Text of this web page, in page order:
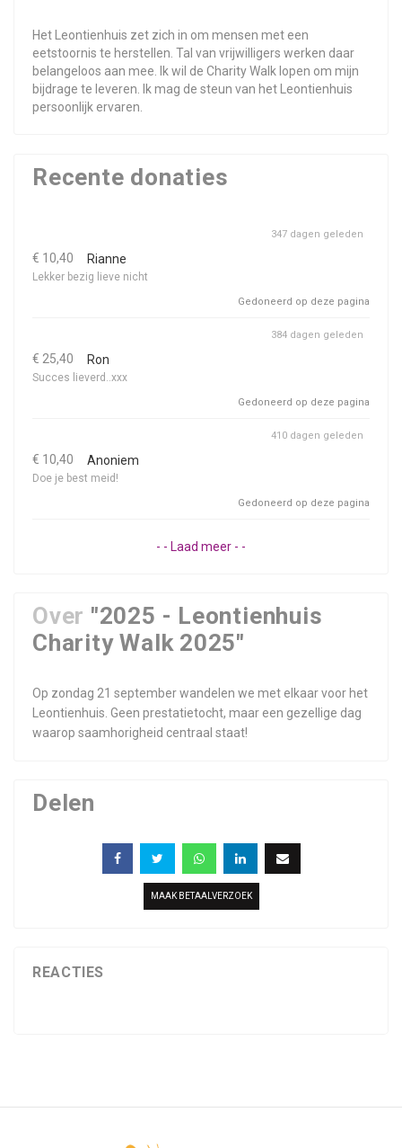
Het Leontienhuis zet zich in om mensen met een
eetstoornis te herstellen. Tal van vrijwilligers werken daar
belangeloos aan mee. Ik wil de Charity Walk lopen om mijn
bijdrage te leveren. Ik mag de steun van het Leontienhuis
persoonlijk ervaren.
Recente donaties
€ 10,40 Rianne
Lekker bezig lieve nicht
347 dagen geleden
Gedoneerd op deze pagina
€ 25,40 Ron
Succes lieverd..xxx
384 dagen geleden
Gedoneerd op deze pagina
€ 10,40 Anoniem
Doe je best meid!
410 dagen geleden
Gedoneerd op deze pagina
- - Laad meer - -
Over "2025 - Leontienhuis
Charity Walk 2025"
Op zondag 21 september wandelen we met elkaar voor het
Leontienhuis. Geen prestatietocht, maar een gezellige dag
waarop saamhorigheid centraal staat!
Delen
MAAK BETAALVERZOEK
REACTIES